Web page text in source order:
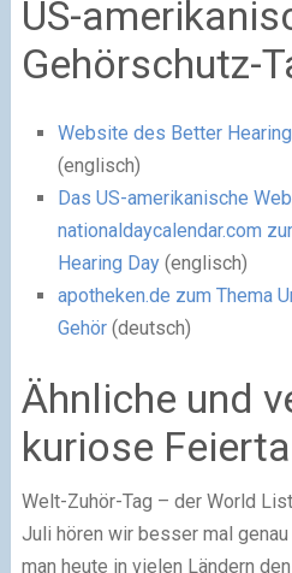
US-
Gehörschutz-
Website des Better
(englisch)
Das US-amerikanische
nationaldaycalendar.com
Hearing Day(englisch)
apotheken.de zum Thema
Gehör(deutsch)
Ähnliche und
kuriose
Welt-Zuhör-Tag – der World
Juli hören wir besser mal
man heute in vielen Ländern